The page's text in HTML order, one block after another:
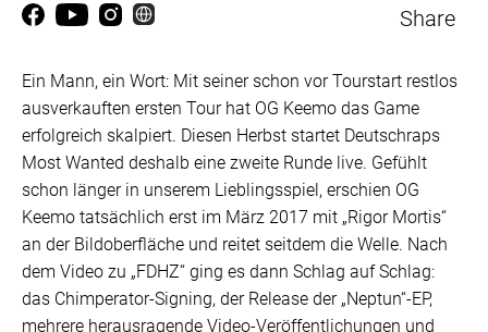
Share
Ein Mann, ein Wort: Mit seiner schon vor Tourstart restlos
ausverkauften ersten Tour hat OG Keemo das Game
erfolgreich skalpiert. Diesen Herbst startet Deutschraps
Most Wanted deshalb eine zweite Runde live. Gefühlt
schon länger in unserem Lieblingsspiel, erschien OG
Keemo tatsächlich erst im März 2017 mit „Rigor Mortis“
an der Bildoberfläche und reitet seitdem die Welle. Nach
dem Video zu „FDHZ“ ging es dann Schlag auf Schlag:
das Chimperator-Signing, der Release der „Neptun“-EP,
mehrere herausragende Video-Veröffentlichungen und